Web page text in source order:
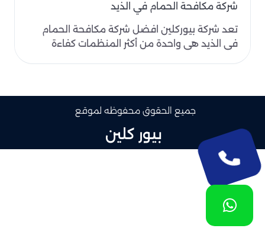
شركة مكافحة الحمام في الذيد
تعد شركة بيوركلين افضل شركة مكافحة الحمام
في الذيد هي واحدة من أكثر المنظمات كفاءة
جميع الحقوق محفوظه لموقع
بيور كلين